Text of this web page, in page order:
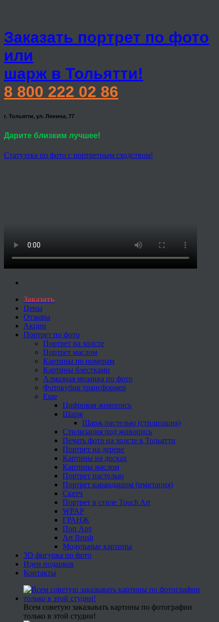
Заказать портрет по фото
или
шарж в Тольятти!
8 800 222 02 86
г. Тольятти, ул. Ленина, 77
Дарите близким лучшее!
Статуэтка по фото с портретным сходством!
Заказать
Цены
Отзывы
Акции
Портрет по фото
Портрет на холсте
Портрет маслом
Картины по номерам
Картины блестками
Алмазная мозаика по фото
Фотокубик трансформер
Еще
Цифровая живопись
Шарж
Шарж пастелью (стилизация)
Стилизация под живопись
Печать фото на холсте в Тольятти
Портрет на дереве
Картины на досках
Картины маслом
Портрет пастелью
Портрет карандашом (имитация)
Скетч
Портрет в стиле Touch Art
WPAP
ГРАНЖ
Поп Арт
Art Brush
Модульные картины
3D фигурка по фото
Идеи подарков
Контакты
Всем советую заказывать картины по фотографии
только в этой студии!